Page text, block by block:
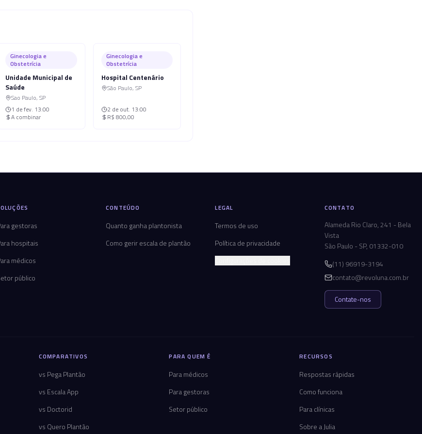
Ginecologia e
Obstetrícia
Unidade Municipal de
Saúde
Sao Paulo, SP
1 de fev. 13:00
A combinar
Ginecologia e
Obstetrícia
Hospital Centenário
São Paulo, SP
2 de out. 13:00
R$ 800,00
gestoras
hospitais
médicos
público
CONTEÚDO
Quanto ganha plantonista
Como gerir escala de plantão
LEGAL
Termos de uso
Política de privacidade
CONTATO
Alameda Rio Claro, 241 - Bela
Vista
São Paulo - SP, 01332-010
(11) 96919-3194
contato@revoluna.com.br
Contate-nos
COMPARATIVOS
vs Pega Plantão
vs Escala App
vs Doctorid
vs Quero Plantão
PARA QUEM É
Para médicos
Para gestoras
Setor público
RECURSOS
Respostas rápidas
Como funciona
Para clínicas
Sobre a Julia